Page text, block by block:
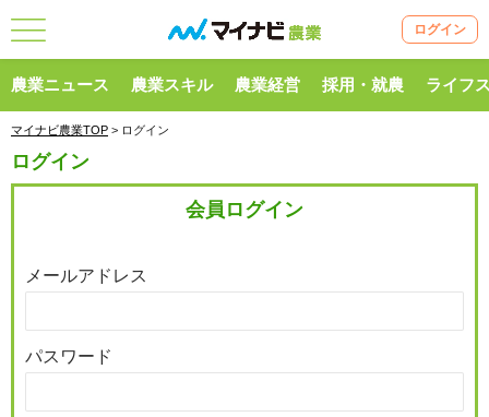
ログイン
農業ニュース 農業スキル 農業経営 採用・就農 ライフ
マイナビ農業TOP > ログイン
ログイン
会員ログイン
メールアドレス
パスワード